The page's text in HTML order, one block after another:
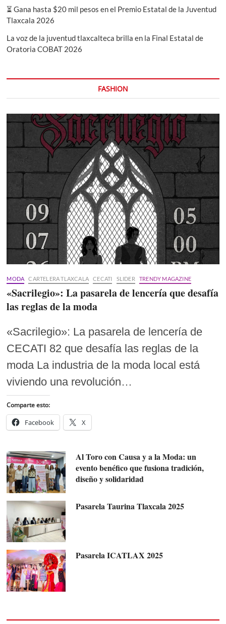
⏳ Gana hasta $20 mil pesos en el Premio Estatal de la Juventud
Tlaxcala 2026
La voz de la juventud tlaxcalteca brilla en la Final Estatal de
Oratoria COBAT 2026
FASHION
MODA CARTELERA TLAXCALA CECATI SLIDER TRENDY MAGAZINE
«Sacrilegio»: La pasarela de lencería que desafía
las reglas de la moda
«Sacrilegio»: La pasarela de lencería de
CECATI 82 que desafía las reglas de la
moda La industria de la moda local está
viviendo una revolución…
Comparte esto:
Facebook X
Al Toro con Causa y a la Moda: un
evento benéfico que fusiona tradición,
diseño y solidaridad
Pasarela Taurina Tlaxcala 2025
Pasarela ICATLAX 2025